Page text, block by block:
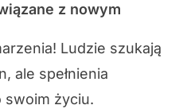
z nowym
Ludzie szukają
ale spełnienia
swoim życiu.